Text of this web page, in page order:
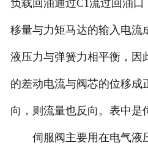
负载回油通过C1流过回油
移量与力矩马达的输入电流
液压力与弹簧力相平衡，因
的差动电流与阀芯的位移成
向，则流量也反向。表中是
伺服阀主要用在电气液